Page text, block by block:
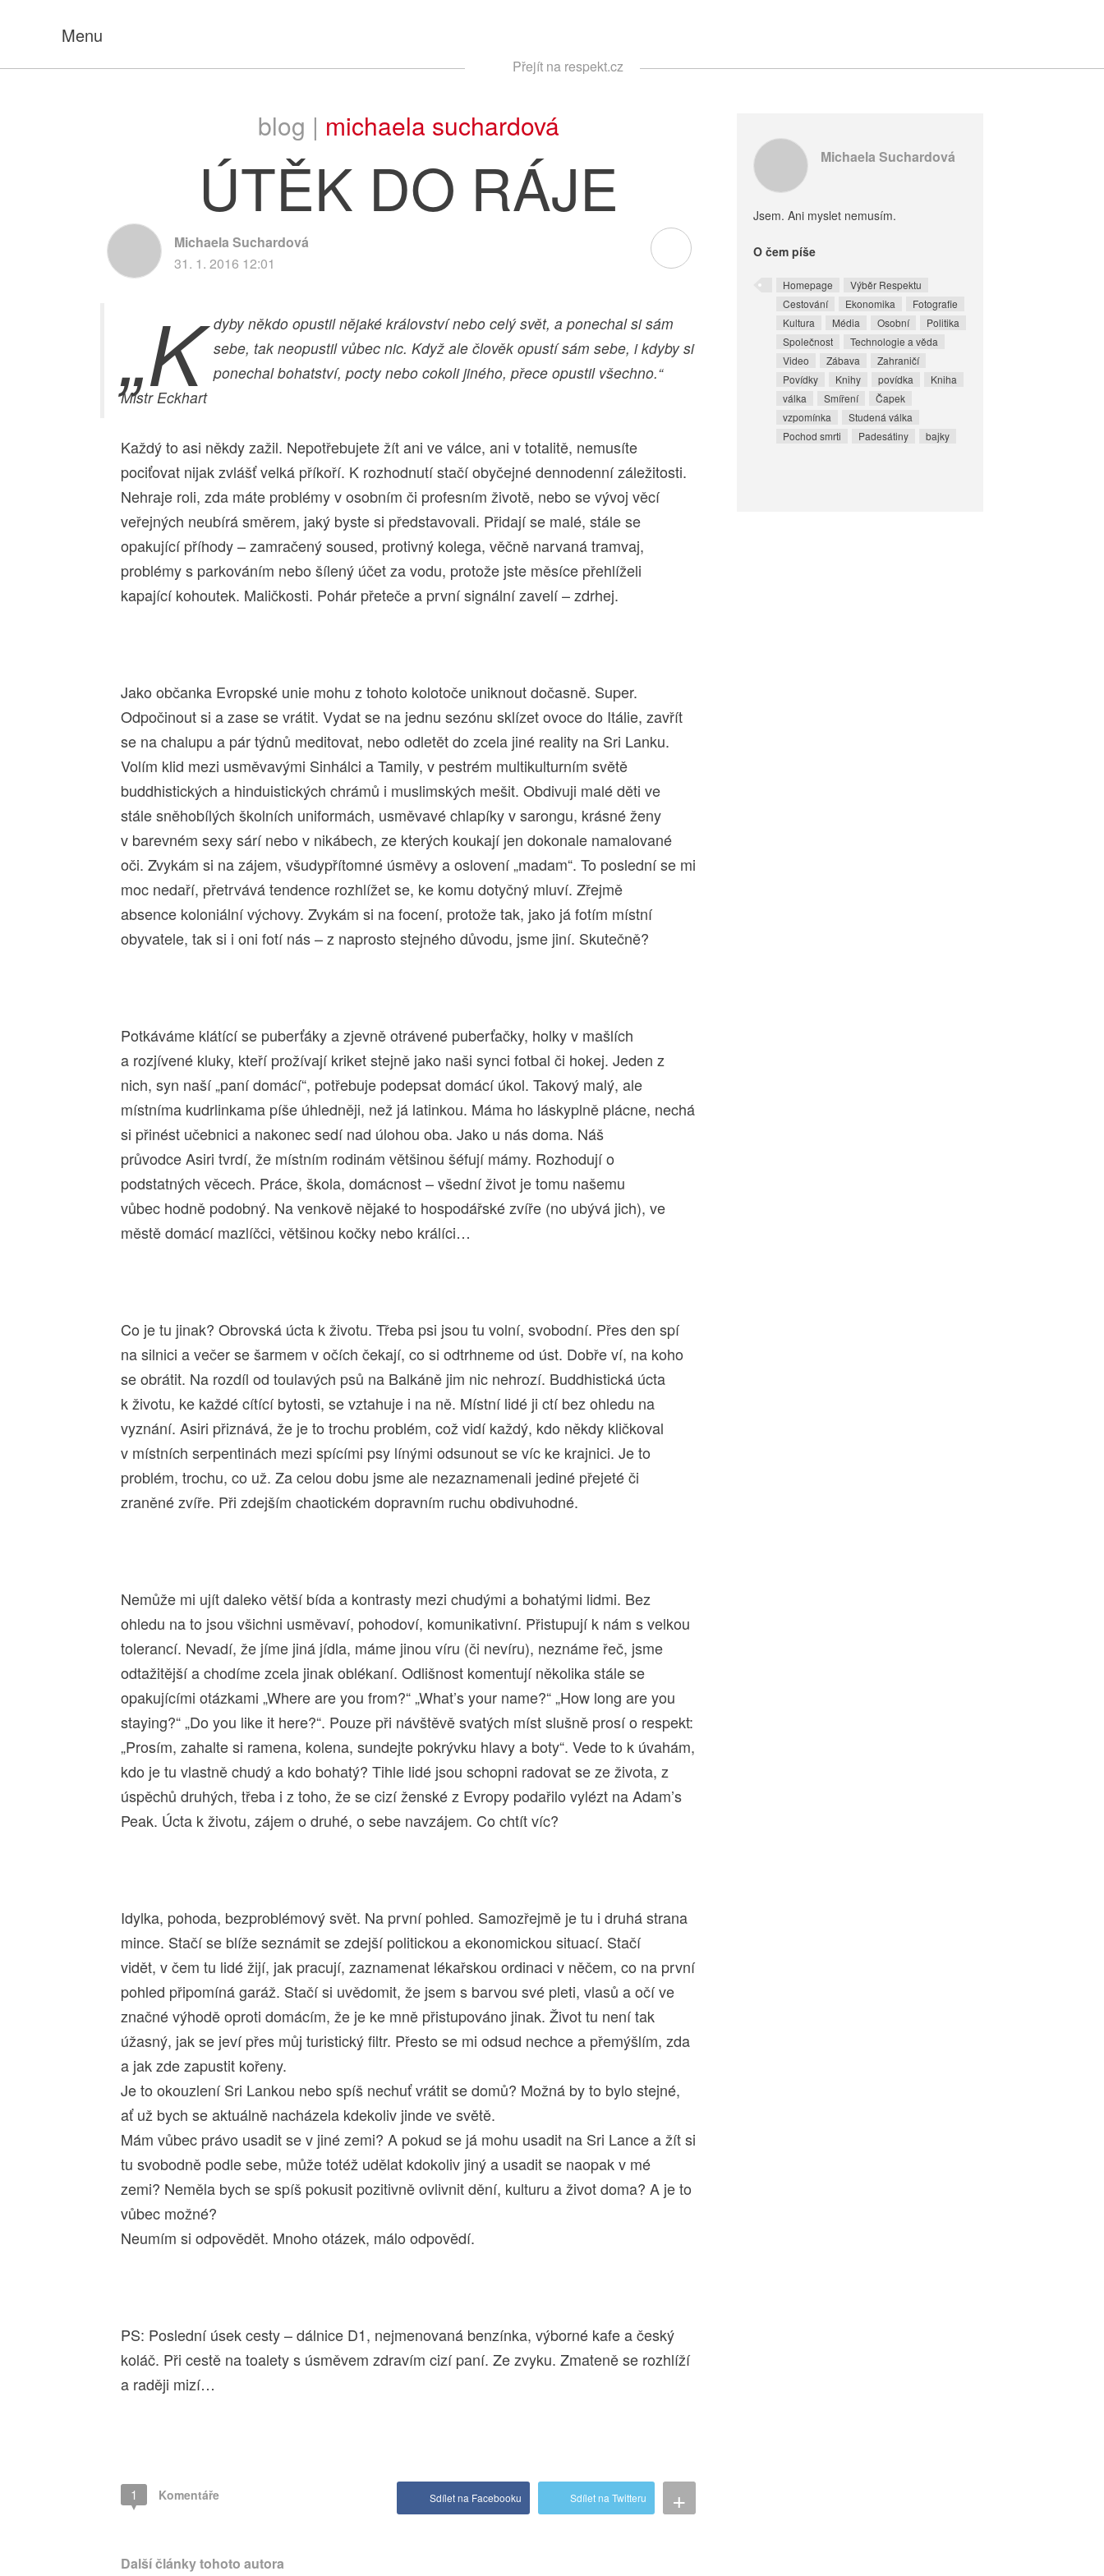
Menu
Přejít na respekt.cz
blog | michaela suchardová
ÚTĚK DO RÁJE
Michaela Suchardová
31. 1. 2016 12:01
„K dyby někdo opustil nějaké království nebo celý svět, a ponechal si sám
sebe, tak neopustil vůbec nic. Když ale člověk opustí sám sebe, i kdyby si
ponechal bohatství, pocty nebo cokoli jiného, přece opustil všechno.“
Mistr Eckhart
Každý to asi někdy zažil. Nepotřebujete žít ani ve válce, ani v totalitě, nemusíte
pociťovat nijak zvlášť velká příkoří. K rozhodnutí stačí obyčejné dennodenní záležitosti.
Nehraje roli, zda máte problémy v osobním či profesním životě, nebo se vývoj věcí
veřejných neubírá směrem, jaký byste si představovali. Přidají se malé, stále se
opakující příhody – zamračený soused, protivný kolega, věčně narvaná tramvaj,
problémy s parkováním nebo šílený účet za vodu, protože jste měsíce přehlíželi
kapající kohoutek. Maličkosti. Pohár přeteče a první signální zavelí – zdrhej.
Jako občanka Evropské unie mohu z tohoto kolotoče uniknout dočasně. Super.
Odpočinout si a zase se vrátit. Vydat se na jednu sezónu sklízet ovoce do Itálie, zavřít
se na chalupu a pár týdnů meditovat, nebo odletět do zcela jiné reality na Sri Lanku.
Volím klid mezi usměvavými Sinhálci a Tamily, v pestrém multikulturním světě
buddhistických a hinduistických chrámů i muslimských mešit. Obdivuji malé děti ve
stále sněhobílých školních uniformách, usměvavé chlapíky v sarongu, krásné ženy
v barevném sexy sárí nebo v nikábech, ze kterých koukají jen dokonale namalované
oči. Zvykám si na zájem, všudypřítomné úsměvy a oslovení „madam“. To poslední se mi
moc nedaří, přetrvává tendence rozhlížet se, ke komu dotyčný mluví. Zřejmě
absence koloniální výchovy. Zvykám si na focení, protože tak, jako já fotím místní
obyvatele, tak si i oni fotí nás – z naprosto stejného důvodu, jsme jiní. Skutečně?
Potkáváme klátící se puberťáky a zjevně otrávené puberťačky, holky v mašlích
a rozjívené kluky, kteří prožívají kriket stejně jako naši synci fotbal či hokej. Jeden z
nich, syn naší „paní domácí“, potřebuje podepsat domácí úkol. Takový malý, ale
místníma kudrlinkama píše úhledněji, než já latinkou. Máma ho láskyplně plácne, nechá
si přinést učebnici a nakonec sedí nad úlohou oba. Jako u nás doma. Náš
průvodce Asiri tvrdí, že místním rodinám většinou šéfují mámy. Rozhodují o
podstatných věcech. Práce, škola, domácnost – všední život je tomu našemu
vůbec hodně podobný. Na venkově nějaké to hospodářské zvíře (no ubývá jich), ve
městě domácí mazlíčci, většinou kočky nebo králíci…
Co je tu jinak? Obrovská úcta k životu. Třeba psi jsou tu volní, svobodní. Přes den spí
na silnici a večer se šarmem v očích čekají, co si odtrhneme od úst. Dobře ví, na koho
se obrátit. Na rozdíl od toulavých psů na Balkáně jim nic nehrozí. Buddhistická úcta
k životu, ke každé cítící bytosti, se vztahuje i na ně. Místní lidé ji ctí bez ohledu na
vyznání. Asiri přiznává, že je to trochu problém, což vidí každý, kdo někdy kličkoval
v místních serpentinách mezi spícími psy línými odsunout se víc ke krajnici. Je to
problém, trochu, co už. Za celou dobu jsme ale nezaznamenali jediné přejeté či
zraněné zvíře. Při zdejším chaotickém dopravním ruchu obdivuhodné.
Nemůže mi ujít daleko větší bída a kontrasty mezi chudými a bohatými lidmi. Bez
ohledu na to jsou všichni usměvaví, pohodoví, komunikativní. Přistupují k nám s velkou
tolerancí. Nevadí, že jíme jiná jídla, máme jinou víru (či nevíru), neznáme řeč, jsme
odtažitější a chodíme zcela jinak oblékaní. Odlišnost komentují několika stále se
opakujícími otázkami „Where are you from?“ „What’s your name?“ „How long are you
staying?“ „Do you like it here?“. Pouze při návštěvě svatých míst slušně prosí o respekt:
„Prosím, zahalte si ramena, kolena, sundejte pokrývku hlavy a boty“. Vede to k úvahám,
kdo je tu vlastně chudý a kdo bohatý? Tihle lidé jsou schopni radovat se ze života, z
úspěchů druhých, třeba i z toho, že se cizí ženské z Evropy podařilo vylézt na Adam’s
Peak. Úcta k životu, zájem o druhé, o sebe navzájem. Co chtít víc?
Idylka, pohoda, bezproblémový svět. Na první pohled. Samozřejmě je tu i druhá strana
mince. Stačí se blíže seznámit se zdejší politickou a ekonomickou situací. Stačí
vidět, v čem tu lidé žijí, jak pracují, zaznamenat lékařskou ordinaci v něčem, co na první
pohled připomíná garáž. Stačí si uvědomit, že jsem s barvou své pleti, vlasů a očí ve
značné výhodě oproti domácím, že je ke mně přistupováno jinak. Život tu není tak
úžasný, jak se jeví přes můj turistický filtr. Přesto se mi odsud nechce a přemýšlím, zda
a jak zde zapustit kořeny.
Je to okouzlení Sri Lankou nebo spíš nechuť vrátit se domů? Možná by to bylo stejné,
ať už bych se aktuálně nacházela kdekoliv jinde ve světě.
Mám vůbec právo usadit se v jiné zemi? A pokud se já mohu usadit na Sri Lance a žít si
tu svobodně podle sebe, může totéž udělat kdokoliv jiný a usadit se naopak v mé
zemi? Neměla bych se spíš pokusit pozitivně ovlivnit dění, kulturu a život doma? A je to
vůbec možné?
Neumím si odpovědět. Mnoho otázek, málo odpovědí.
PS: Poslední úsek cesty – dálnice D1, nejmenovaná benzínka, výborné kafe a český
koláč. Při cestě na toalety s úsměvem zdravím cizí paní. Ze zvyku. Zmateně se rozhlíží
a raději mizí…
1 Komentáře +
Sdílet na Twitteru
Sdílet na Facebooku
Další články tohoto autora
Michaela Suchardová
Jsem. Ani myslet nemusím.
O čem píše
Homepage
Výběr Respektu
Cestování
Ekonomika
Fotografie
Kultura
Média Osobní
Politika
Společnost
Technologie a věda
Video
Zábava
Zahraničí
Povídky
Knihy povídka
Kniha
válka
Smíření
Čapek
vzpomínka
Studená válka
Pochod smrti
Padesátiny bajky